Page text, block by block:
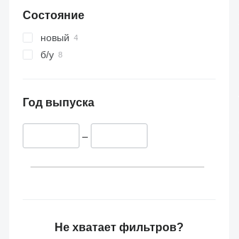
Состояние
новый
б/у
Год выпуска
–
Не хватает фильтров?